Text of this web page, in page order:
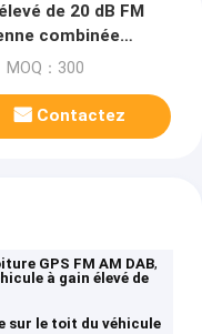
de 20 dB FM
combinée
véhicules
MOQ：300
Contactez
GPS FM AM DAB,
à gain élevé de
sur le toit du véhicule